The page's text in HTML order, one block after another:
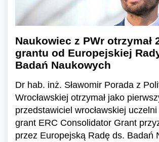
Naukowiec z PWr otrzymał
grantu od Europejskiej
Badań Naukowych
Dr hab. inż. Sławomir Porada z
Wrocławskiej otrzymał jako
przedstawiciel wrocławskiej uczelni
grant ERC Consolidator Grant
przez Europejską Radę ds. Badań